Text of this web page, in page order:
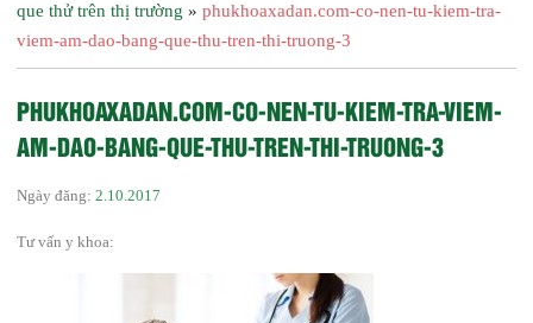
que thử trên thị trường » phukhoaxadan.com-co-nen-tu-kiem-tra-
viem-am-dao-bang-que-thu-tren-thi-truong-3
PHUKHOAXADAN.COM-CO-NEN-TU-KIEM-TRA-VIEM-
AM-DAO-BANG-QUE-THU-TREN-THI-TRUONG-3
Ngày đăng: 2.10.2017
Tư vấn y khoa: